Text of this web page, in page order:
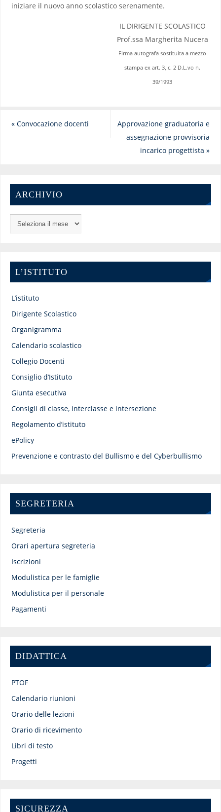
iniziare il nuovo anno scolastico serenamente.
IL DIRIGENTE SCOLASTICO
Prof.ssa Margherita Nucera
Firma autografa sostituita a mezzo
stampa ex art. 3, c. 2 D.L.vo n.
39/1993
«Convocazione docenti
Approvazione graduatoria e
assegnazione provvisoria
incarico progettista»
ARCHIVIO
L’ISTITUTO
L’istituto
Dirigente Scolastico
Organigramma
Calendario scolastico
Collegio Docenti
Consiglio d’Istituto
Giunta esecutiva
Consigli di classe, interclasse e intersezione
Regolamento d’istituto
ePolicy
Prevenzione e contrasto del Bullismo e del Cyberbullismo
SEGRETERIA
Segreteria
Orari apertura segreteria
Iscrizioni
Modulistica per le famiglie
Modulistica per il personale
Pagamenti
DIDATTICA
PTOF
Calendario riunioni
Orario delle lezioni
Orario di ricevimento
Libri di testo
Progetti
SICUREZZA